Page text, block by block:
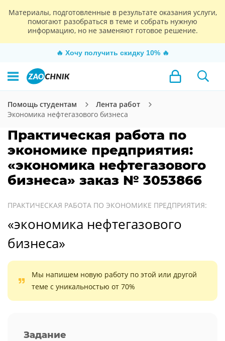
Материалы, подготовленные в результате оказания услуги,
помогают разобраться в теме и собрать нужную
информацию, но не заменяют готовое решение.
🔥 Хочу получить скидку 10% 🔥
Помощь студентам
Лента работ
Экономика нефтегазового бизнеса
Практическая работа по
экономике предприятия:
«экономика нефтегазового
бизнеса» заказ № 3053866
ПРАКТИЧЕСКАЯ РАБОТА ПО ЭКОНОМИКЕ ПРЕДПРИЯТИЯ:
«экономика нефтегазового
бизнеса»
Мы напишем новую работу по этой или другой
теме с уникальностью от 70%
Задание